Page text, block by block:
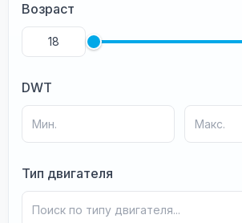
Возраст
DWT
Тип двигателя